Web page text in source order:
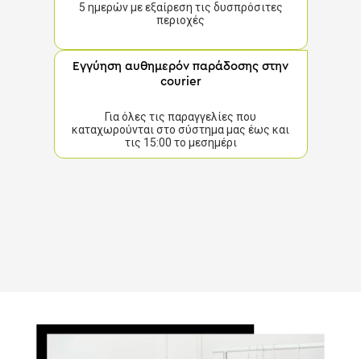
5 ημερών με εξαίρεση τις δυσπρόσιτες
περιοχές
Εγγύηση αυθημερόν παράδοσης στην
courier
Για όλες τις παραγγελίες που
καταχωρούνται στο σύστημα μας έως και
τις 15:00 το μεσημέρι